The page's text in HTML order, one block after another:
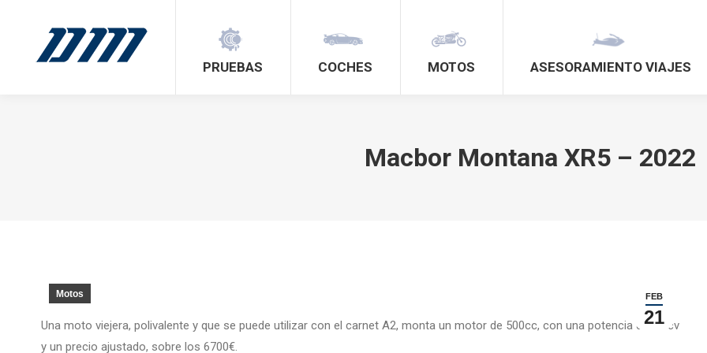
PRUEBAS COCHES MOTOS ASESORAMIENTO VIAJES
Macbor Montana XR5 – 2022
FEB
21
Motos
Una moto viejera, polivalente y que se puede utilizar con el carnet A2, monta un motor de 500cc, con una potencia de 47 cv
y un precio ajustado, sobre los 6700€.